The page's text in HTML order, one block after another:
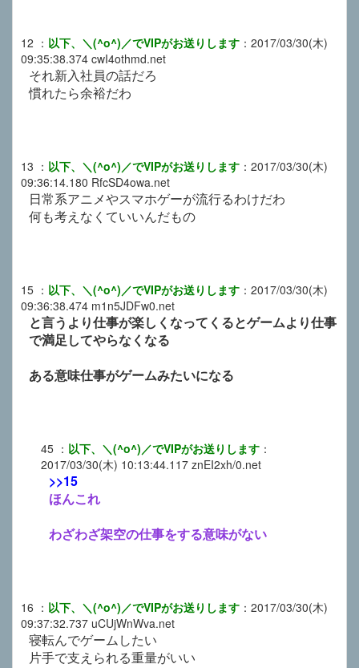
12 ： 以下、＼(^o^)／でVIPがお送りします ： 2017/03/30(木)
09:35:38.374 cwI4othmd.net
それ新入社員の話だろ
慣れたら余裕だわ
13 ： 以下、＼(^o^)／でVIPがお送りします ： 2017/03/30(木)
09:36:14.180 RfcSD4owa.net
日常系アニメやスマホゲーが流行るわけだわ
何も考えなくていいんだもの
15 ： 以下、＼(^o^)／でVIPがお送りします ： 2017/03/30(木)
09:36:38.474 m1n5JDFw0.net
と言うより仕事が楽しくなってくるとゲームより仕事
で満足してやらなくなる
ある意味仕事がゲームみたいになる
45 ： 以下、＼(^o^)／でVIPがお送りします ：
2017/03/30(木) 10:13:44.117 znEI2xh/0.net
>>15
ほんこれ
わざわざ架空の仕事をする意味がない
16 ： 以下、＼(^o^)／でVIPがお送りします ： 2017/03/30(木)
09:37:32.737 uCUjWnWva.net
寝転んでゲームしたい
片手で支えられる重量がいい